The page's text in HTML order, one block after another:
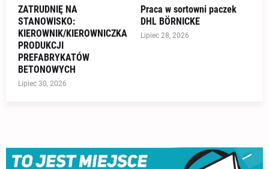
ZATRUDNIĘ NA
STANOWISKO:
KIEROWNIK/KIEROWNICZKA
PRODUKCJI
PREFABRYKATÓW
BETONOWYCH
Lipiec 30, 2026
Praca w sortowni paczek
DHL BÖRNICKE
Lipiec 28, 2026